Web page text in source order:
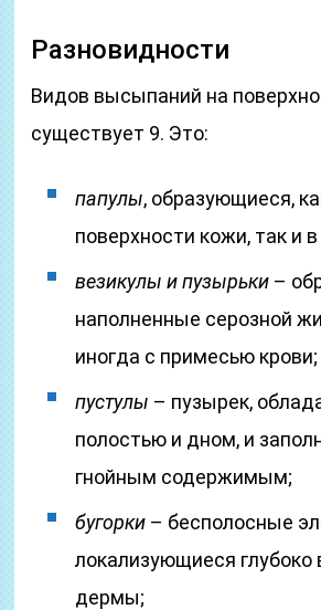
Разновидности
Видов высыпаний на
существует 9. Это:
папулы, образующиеся,
поверхности кожи, так и
везикулы и пузырьки –
наполненные серозной
иногда с примесью крови;
пустулы – пузырек,
полостью и дном, и
гнойным содержимым;
бугорки – бесполосные
локализующиеся глубоко
дермы;